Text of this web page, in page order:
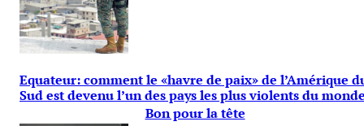
Equateur: comment le «havre de paix» de l’Amérique
Sud est devenu l’un des pays les plus violents du
Bon pour la tête